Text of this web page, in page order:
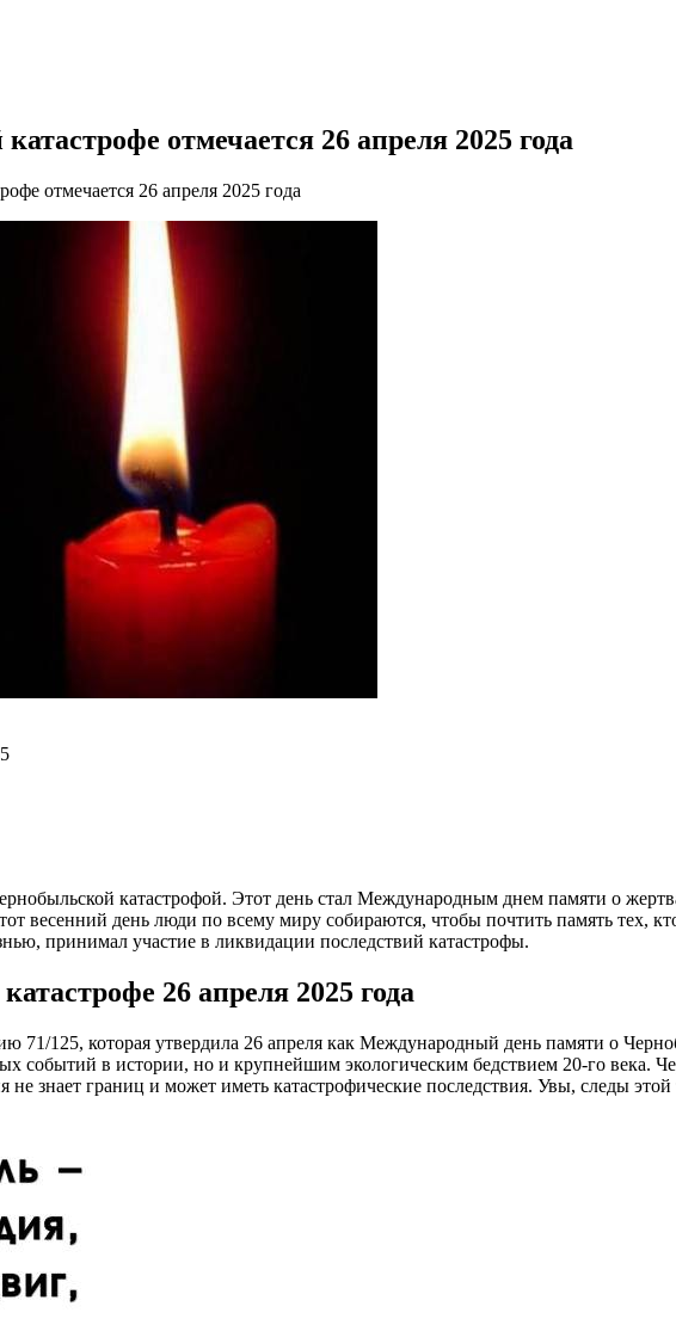
отмечается 26 апреля 2025 года
отмечается 26 апреля 2025 года
катастрофой. Этот день стал Международным днем памяти о
весенний день люди по всему миру собираются, чтобы почтить память тех,
принимал участие в ликвидации последствий катастрофы.
26 апреля 2025 года
125, которая утвердила 26 апреля как Международный день памяти о
событий в истории, но и крупнейшим экологическим бедствием 20-го века.
не знает границ и может иметь катастрофические последствия. Увы, следы